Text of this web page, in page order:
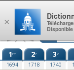
Aller au contenu
1re
1694
2e
1718
3e
1740
×